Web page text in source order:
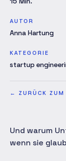
AUTOR
Anna Hartung
KATEGORIE
startup
← ZURÜCK ZUM
Und warum
wenn sie